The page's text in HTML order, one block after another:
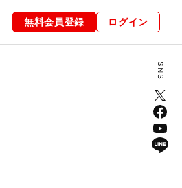
編集部 お知らせ
無料会員登録 ログイン